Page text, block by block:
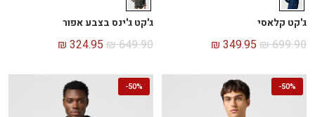
ג'קט קלאסי
₪699.90
₪ 349.95
ג'קט ג'ינס בצבע אפור
₪649.90
₪ 324.95
50%
-
50%
-